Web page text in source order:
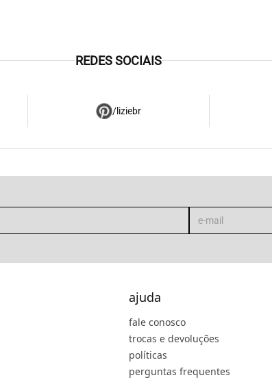
REDES SOCIAIS
/liziebr
ajuda
fale conosco
trocas e devoluções
políticas
perguntas frequentes